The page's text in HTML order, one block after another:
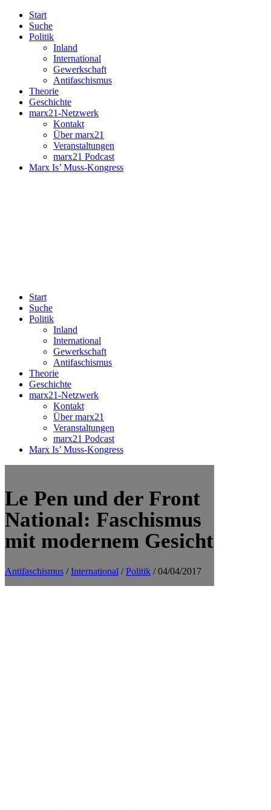
Start
Suche
Politik
Inland
International
Gewerkschaft
Antifaschismus
Theorie
Geschichte
marx21-Netzwerk
Kontakt
Über marx21
Veranstaltungen
marx21 Podcast
Marx Is’ Muss-Kongress
Start
Suche
Politik
Inland
International
Gewerkschaft
Antifaschismus
Theorie
Geschichte
marx21-Netzwerk
Kontakt
Über marx21
Veranstaltungen
marx21 Podcast
Marx Is’ Muss-Kongress
Le Pen und der Front
National: Faschismus
mit modernem Gesicht
Antifaschismus /International /Politik / 04/04/2017